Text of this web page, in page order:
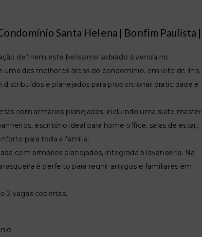
Santa Helena | Bonfim Paulista |
definem este belíssimo sobrado à venda no
das melhores áreas do condomínio, em lote de ilha,
e planejados para proporcionar praticidade e
com armários planejados, incluindo uma suíte master
escritório ideal para home office, salas de estar,
para toda a família.
com armários planejados, integrada à lavanderia. Na
é perfeito para reunir amigos e familiares em
2 vagas cobertas.